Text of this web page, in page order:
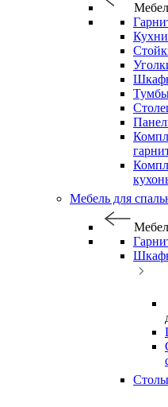
Мебель для
Столы